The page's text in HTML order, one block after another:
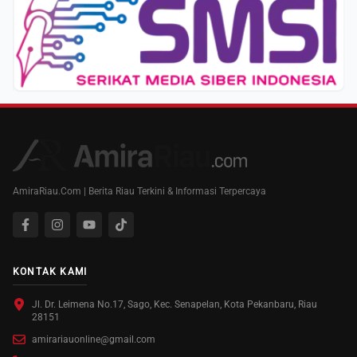
AmiraRiau.Com | Berita Riau Terkini & Informasi Terpercaya
KONTAK KAMI
Jl. Dr. Leimena No.17, Sago, Kec. Senapelan, Kota Pekanbaru, Riau
28151
amirariauonline@gmail.com